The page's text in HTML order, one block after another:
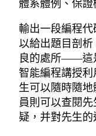
體系體例、保證
輸出一段編程代
以給出題目剖
良的處所——這
智能編程講授
生可以隨時隨
員則可以查閱
疑，并對先生的